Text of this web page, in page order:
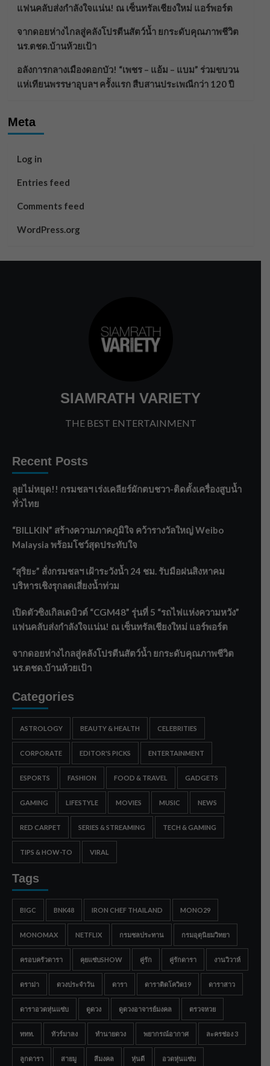
แฟนคลับส่งกำลังใจแน่น! ณ เซ็นทรัลเชียงใหม่ แอร์พอร์ต
จากดอยห่างไกลสู่คลังโปรตีนสัตว์น้ำ ยกระดับคุณภาพชีวิต
นร.ตชด.บ้านห้วยเป้า
อลังการกลางเมืองดอกบัว! “เพชร – แอ้ม – แบม” ร่วมขบวน
แห่เทียนพรรษาอุบลฯ ครั้งแรก สืบสานประเพณีกว่า 120 ปี
Meta
Log in
Entries feed
Comments feed
WordPress.org
SIAMRATH VARIETY
THE BEST ENTERTAINMENT
Recent Posts
ลุยไม่หยุด!! กรมชลฯ เร่งเคลียร์ผักตบชวา-ติดตั้งเครื่องสูบน้ำ
ทั่วไทย
“BILLKIN” สร้างความภาคภูมิใจ คว้ารางวัลใหญ่ Weibo
Malaysia พร้อมโชว์สุดประทับใจ
“สุริยะ” สั่งกรมชลฯ เฝ้าระวังน้ำ 24 ชม. รับมือฝนสิงหาคม
บริหารเชิงรุกลดเสี่ยงน้ำท่วม
เปิดตัวซิงเกิลเดบิวต์ “CGM48” รุ่นที่ 5 “รถไฟแห่งความหวัง”
แฟนคลับส่งกำลังใจแน่น! ณ เซ็นทรัลเชียงใหม่ แอร์พอร์ต
จากดอยห่างไกลสู่คลังโปรตีนสัตว์น้ำ ยกระดับคุณภาพชีวิต
นร.ตชด.บ้านห้วยเป้า
Categories
ASTROLOGY BEAUTY & HEALTH CELEBRITIES
CORPORATE EDITOR'S PICKS ENTERTAINMENT
ESPORTS FASHION FOOD & TRAVEL GADGETS
GAMING LIFESTYLE MOVIES MUSIC NEWS
RED CARPET SERIES & STREAMING TECH & GAMING
TIPS & HOW-TO VIRAL
Tags
BIGC BNK48 IRON CHEF THAILAND MONO29
MONOMAX NETFLIX กรมชลประทาน กรมอุตุนิยมวิทยา
ครอบครัวดารา คุยแซ่บSHOW คู่รัก คู่รักดารา งานวิวาห์
ดราม่า ดวงประจำวัน ดารา ดาราติดโควิด19 ดาราสาว
ดาราอวดหุ่นแซ่บ ดูดวง ดูดวงอาจารย์มงคล ตรวจหวย
ททท. ทัวร์มาลง ทำนายดวง พยากรณ์อากาศ ละครช่อง 3
ลูกดารา สายมู สีมงคล หุ่นดี อวดหุ่นแซ่บ